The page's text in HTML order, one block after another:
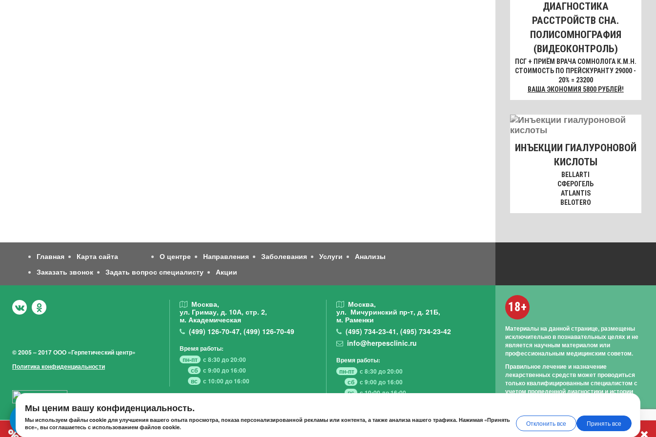
ДИАГНОСТИКА
РАССТРОЙСТВ СНА.
ПОЛИСОМНОГРАФИЯ
(ВИДЕОКОНТРОЛЬ)
ПСГ + ПРИЁМ ВРАЧА СОМНОЛОГА К.М.Н.
СТОИМОСТЬ ПО ПРЕЙСКУРАНТУ 29000 -
20% = 23200
ВАША ЭКОНОМИЯ 5800 РУБЛЕЙ!
ИНЪЕКЦИИ ГИАЛУРОНОВОЙ
КИСЛОТЫ
BELLARTI
СФЕРОГЕЛЬ
ATLANTIS
BELOTERO
Главная Карта сайта О центре Направления Заболевания Услуги
Анализы
Заказать звонок
Задать вопрос специалисту Акции
© 2005 – 2017 ООО «Герпетический центр»
Политика конфиденциальности
Москва,
ул. Гримау, д. 10А, стр. 2,
м. Академическая
(499) 126-70-47, (499) 126-70-49
Время работы:
пн-пт
с 8:30 до 20:00
сб
с 9:00 до 16:00
вс
с 10:00 до 16:00
Москва,
ул. Мичуринский пр-т, д. 21Б,
м. Раменки
(495)734-23-41,(495)734-23-42
info@herpesclinic.ru
Время работы:
пн-пт
с 8:30 до 20:00
сб
с 9:00 до 16:00
вс
с 10:00 до 16:00
18+
Материалы на данной странице, размещены
исключительно в познавательных целях и не
является научным материалом или
профессиональным медицинским советом.
Правильное лечение и назначение
лекарственных средств может проводиться
только квалифицированным специалистом с
учетом проведенной диагностики и истории
Мы ценим вашу конфиденциальность.
Мы используем файлы cookie для улучшения вашего опыта просмотра, показа персонализированной рекламы или контента, а также анализа нашего трафика. Нажимая «Принять
все», вы соглашаетесь с использованием файлов cookie.
Отклонить все Принять все